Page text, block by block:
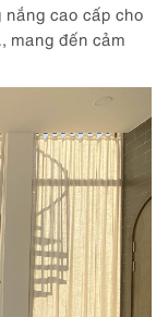
cao cấp cho
mang đến cảm